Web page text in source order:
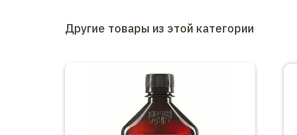
Другие товары из этой категории